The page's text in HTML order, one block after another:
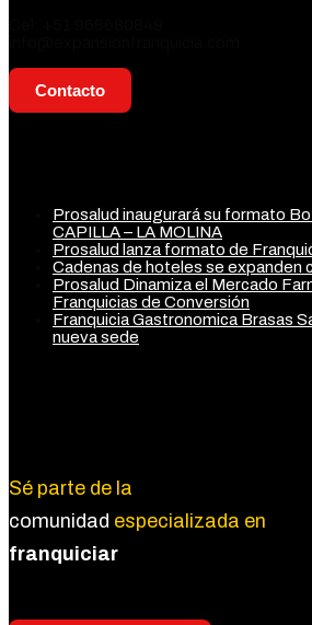
Contacto
Prosalud inaugurará su formato
CAPILLA – LA MOLINA
Prosalud lanza formato de
Cadenas de hoteles se expanden
Prosalud Dinamiza el Mercado
Franquicias de Conversión
Franquicia Gastronomica Brasas
nueva sede
Sé parte de la
comunidad especializada en
franquiciar